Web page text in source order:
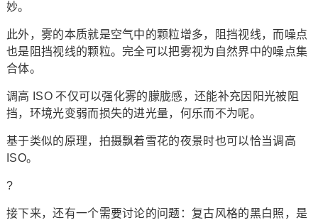
妙。
此外，雾的本质就是空气中的颗粒增多，阻挡视线，而噪点
也是阻挡视线的颗粒。完全可以把雾视为自然界中的噪点集
合体。
调高 ISO 不仅可以强化雾的朦胧感，还能补充因阳光被阻
挡，环境光变弱而损失的进光量，何乐而不为呢。
基于类似的原理，拍摄飘着雪花的夜景时也可以恰当调高
ISO。
?
接下来，还有一个需要讨论的问题：复古风格的黑白照，是